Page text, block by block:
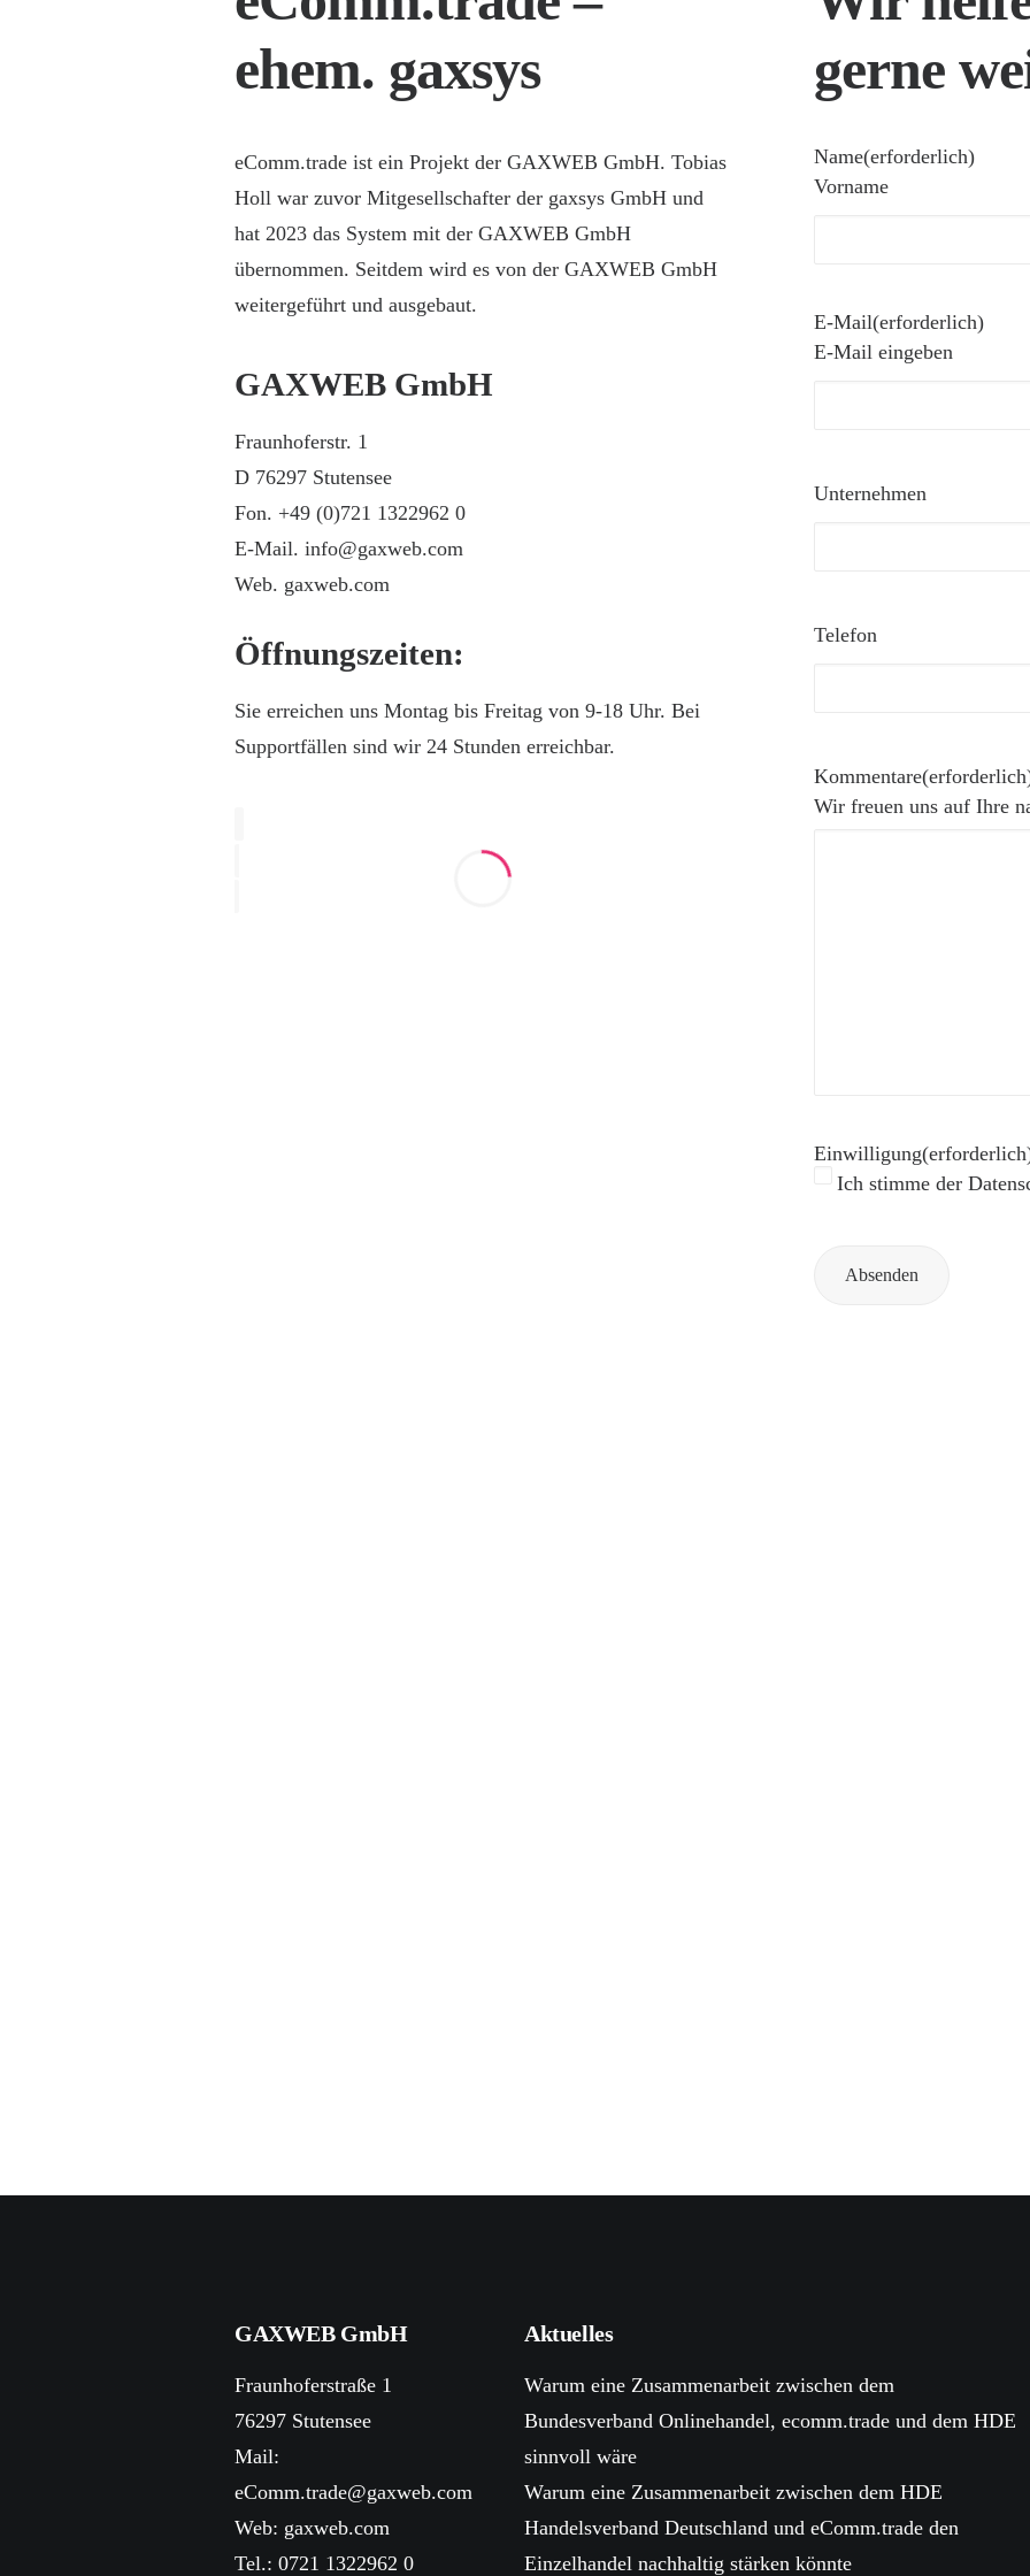
ehem. gaxsys
eComm.trade ist ein Projekt der GAXWEB GmbH. Tobias
Holl war zuvor Mitgesellschafter der gaxsys GmbH und
hat 2023 das System mit der GAXWEB GmbH
übernommen. Seitdem wird es von der GAXWEB GmbH
weitergeführt und ausgebaut.
GAXWEB GmbH
Fraunhoferstr. 1
D 76297 Stutensee
Fon. +49 (0)721 1322962 0
E-Mail. info@gaxweb.com
Web. gaxweb.com
Öffnungszeiten:
Sie erreichen uns Montag bis Freitag von 9-18 Uhr. Bei
Supportfällen sind wir 24 Stunden erreichbar.
gerne
Name(erforderlich)
Vorname
E-Mail(erforderlich)
E-Mail eingeben
Unternehmen
Telefon
Kommentare
Wir freuen uns auf Ihre
Einwilligung
Ich stimme der
GAXWEB GmbH
Fraunhoferstraße 1
76297 Stutensee
Mail:
eComm.trade@gaxweb.com
Web: gaxweb.com
Tel.: 0721 1322962 0
Aktuelles
Warum eine Zusammenarbeit zwischen dem
Bundesverband Onlinehandel, ecomm.trade und dem HDE
sinnvoll wäre
Warum eine Zusammenarbeit zwischen dem HDE
Handelsverband Deutschland und eComm.trade den
Einzelhandel nachhaltig stärken könnte